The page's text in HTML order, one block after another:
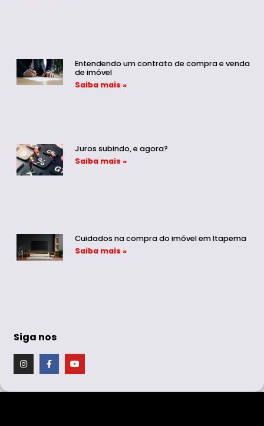
Entendendo um contrato de compra e venda
de imóvel
Saiba mais »
Juros subindo, e agora?
Saiba mais »
Cuidados na compra do imóvel em Itapema
Saiba mais »
Siga nos